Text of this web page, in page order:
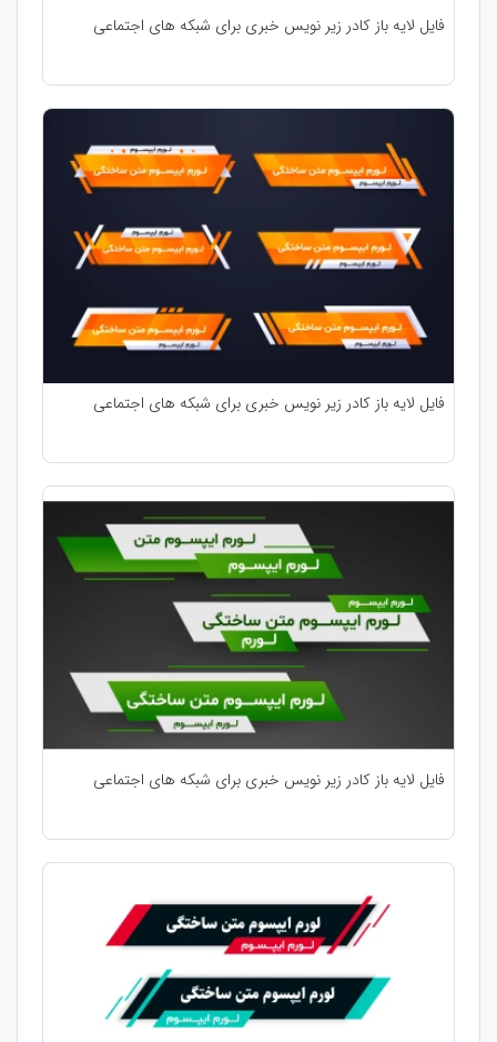
فایل لایه باز کادر زیر نویس خبری برای شبکه های اجتماعی
فایل لایه باز کادر زیر نویس خبری برای شبکه های اجتماعی
فایل لایه باز کادر زیر نویس خبری برای شبکه های اجتماعی